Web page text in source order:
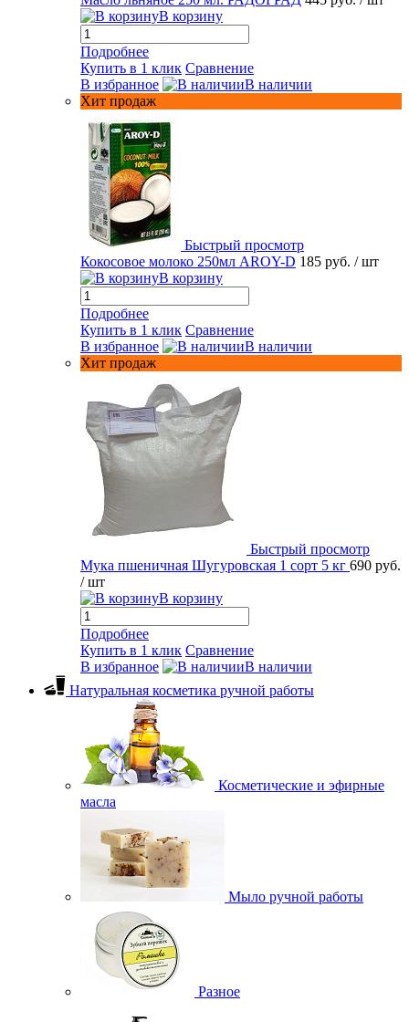
В корзину
Подробнее
Купить в 1 клик Сравнение
В избранное
В наличии
Хит продаж
Быстрый просмотр
Кокосовое молоко 250мл AROY-D 185 руб. / шт
В корзину
Подробнее
Купить в 1 клик Сравнение
В избранное
В наличии
Хит продаж
Быстрый просмотр
Мука пшеничная Шугуровская 1 сорт 5 кг 690 руб.
/ шт
В корзину
Подробнее
Купить в 1 клик Сравнение
В избранное
В наличии
Натуральная косметика ручной работы
Косметические и эфирные
масла
Мыло ручной работы
Разное